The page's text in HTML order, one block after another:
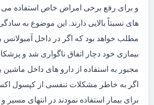
و برای رفع برخی امراض خاص استفاده
های نسبتاً بالایی دارند. این موضوع به سادگی
مطلب خواهد بود که اگر در داخل آمبولانس
بیماری خود دچار اتفاق ناگواری شد و
مجبور به استفاده از دارو های داخل ماشین
اگر به خاطر مشکلات تنفسی از کپسول
برای بیمار استفاده نمودند در انتهای مسیر